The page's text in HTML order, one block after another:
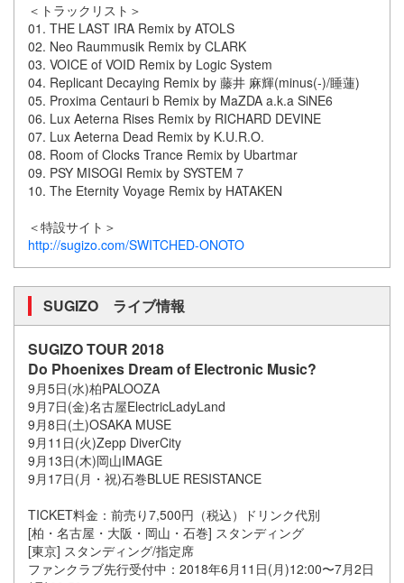
＜トラックリスト＞
01. THE LAST IRA Remix by ATOLS
02. Neo Raummusik Remix by CLARK
03. VOICE of VOID Remix by Logic System
04. Replicant Decaying Remix by 藤井 麻輝(minus(-)/睡蓮)
05. Proxima Centauri b Remix by MaZDA a.k.a SiNE6
06. Lux Aeterna Rises Remix by RICHARD DEVINE
07. Lux Aeterna Dead Remix by K.U.R.O.
08. Room of Clocks Trance Remix by Ubartmar
09. PSY MISOGI Remix by SYSTEM 7
10. The Eternity Voyage Remix by HATAKEN
＜特設サイト＞
http://sugizo.com/SWITCHED-ONOTO
SUGIZO ライブ情報
SUGIZO TOUR 2018
Do Phoenixes Dream of Electronic Music?
9月5日(水)柏PALOOZA
9月7日(金)名古屋ElectricLadyLand
9月8日(土)OSAKA MUSE
9月11日(火)Zepp DiverCity
9月13日(木)岡山IMAGE
9月17日(月・祝)石巻BLUE RESISTANCE
TICKET料金：前売り7,500円（税込）ドリンク代別
[柏・名古屋・大阪・岡山・石巻] スタンディング
[東京] スタンディング/指定席
ファンクラブ先行受付中：2018年6月11日(月)12:00〜7月2日